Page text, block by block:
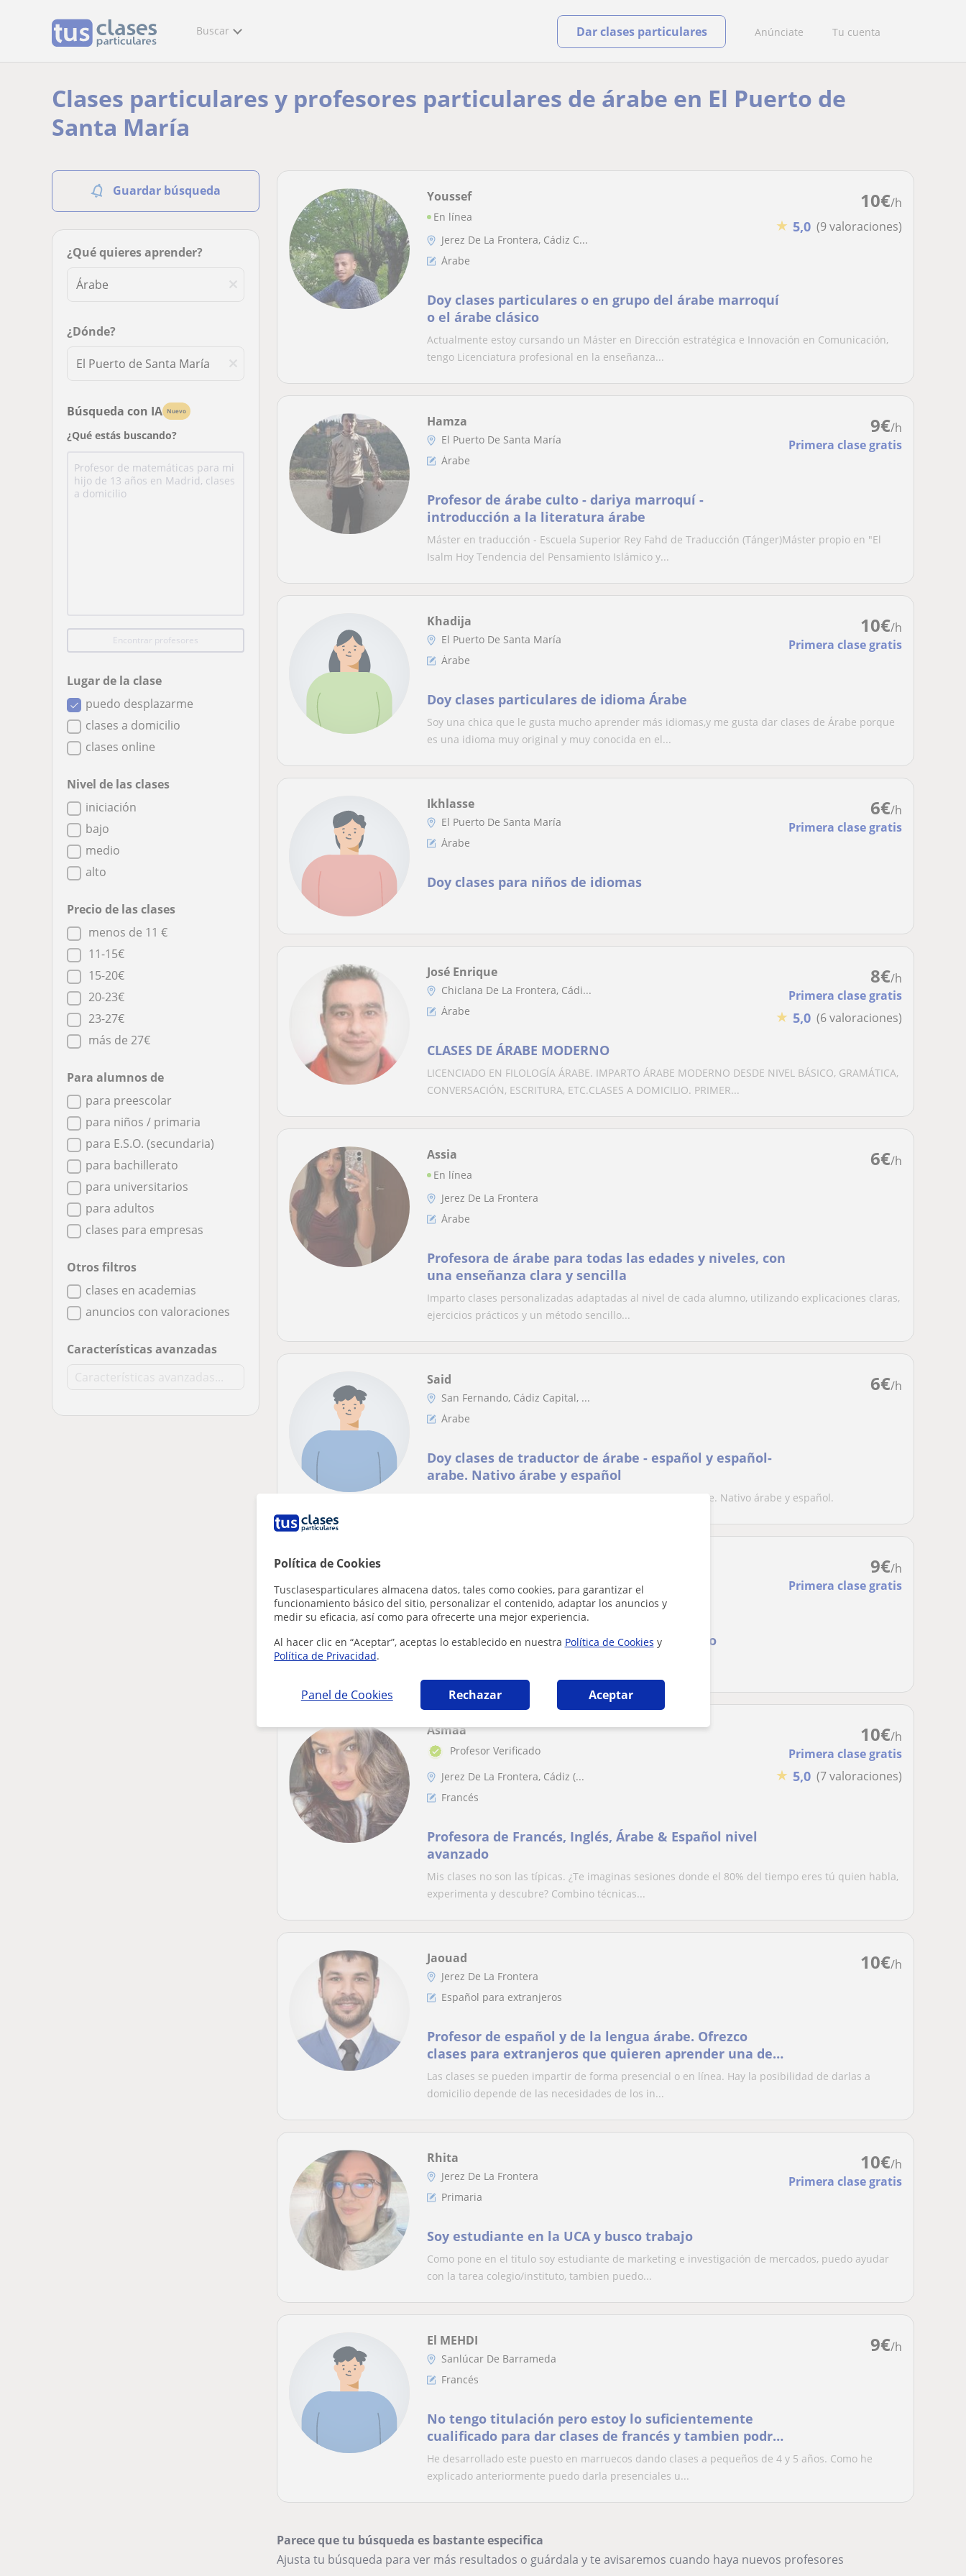
Política de Cookies
Tusclasesparticulares almacena datos, tales como cookies, para garantizar el
funcionamiento básico del sitio, personalizar el contenido, adaptar los anuncios y
medir su eficacia, así como para ofrecerte una mejor experiencia.
Al hacer clic en “Aceptar”, aceptas lo establecido en nuestra Política de Cookies y
Política de Privacidad.
Panel de Cookies Rechazar Aceptar
Buscar Anúnciate Tu cuenta
Dar clases particulares
Clases particulares y profesores particulares de árabe en El Puerto de
Santa María
Guardar búsqueda
¿Qué quieres aprender?
¿Dónde?
Búsqueda con IA Nuevo
¿Qué estás buscando?
Encontrar profesores
Lugar de la clase
puedo desplazarme
clases a domicilio
clases online
Nivel de las clases
iniciación
bajo
medio
alto
Precio de las clases
menos de 11 €
11-15€
15-20€
20-23€
23-27€
más de 27€
Para alumnos de
para preescolar
para niños / primaria
para E.S.O. (secundaria)
para bachillerato
para universitarios
para adultos
clases para empresas
Otros filtros
clases en academias
anuncios con valoraciones
Características avanzadas
10€/h
★ 5,0 (9 valoraciones)
Youssef
En línea
Jerez De La Frontera, Cádiz C...
Árabe
Doy clases particulares o en grupo del árabe marroquí
o el árabe clásico
Actualmente estoy cursando un Máster en Dirección estratégica e Innovación en Comunicación,
tengo Licenciatura profesional en la enseñanza...
9€/h
Primera clase gratis
Hamza
El Puerto De Santa María
Árabe
Profesor de árabe culto - dariya marroquí -
introducción a la literatura árabe
Máster en traducción - Escuela Superior Rey Fahd de Traducción (Tánger)Máster propio en "El
Isalm Hoy Tendencia del Pensamiento Islámico y...
10€/h
Primera clase gratis
Khadija
El Puerto De Santa María
Árabe
Doy clases particulares de idioma Árabe
Soy una chica que le gusta mucho aprender más idiomas,y me gusta dar clases de Árabe porque
es una idioma muy original y muy conocida en el...
6€/h
Primera clase gratis
Ikhlasse
El Puerto De Santa María
Árabe
Doy clases para niños de idiomas
8€/h
Primera clase gratis
★ 5,0 (6 valoraciones)
José Enrique
Chiclana De La Frontera, Cádi...
Árabe
CLASES DE ÁRABE MODERNO
LICENCIADO EN FILOLOGÍA ÁRABE. IMPARTO ÁRABE MODERNO DESDE NIVEL BÁSICO, GRAMÁTICA,
CONVERSACIÓN, ESCRITURA, ETC.CLASES A DOMICILIO. PRIMER...
6€/h
Assia
En línea
Jerez De La Frontera
Árabe
Profesora de árabe para todas las edades y niveles, con
una enseñanza clara y sencilla
Imparto clases personalizadas adaptadas al nivel de cada alumno, utilizando explicaciones claras,
ejercicios prácticos y un método sencillo...
6€/h
Said
San Fernando, Cádiz Capital, ...
Árabe
Doy clases de traductor de árabe - español y español-
arabe. Nativo árabe y español
Doy clases de traductor de árabe - español y español-arabe. Nativo árabe y español.
9€/h
Primera clase gratis
Árabe
Estudié árabe y soy árabe y puedo enseñarlo
10€/h
Primera clase gratis
★ 5,0 (7 valoraciones)
Asmaa
Profesor Verificado
Jerez De La Frontera, Cádiz (...
Francés
Profesora de Francés, Inglés, Árabe & Español nivel
avanzado
Mis clases no son las típicas. ¿Te imaginas sesiones donde el 80% del tiempo eres tú quien habla,
experimenta y descubre? Combino técnicas...
10€/h
Jaouad
Jerez De La Frontera
Español para extranjeros
Profesor de español y de la lengua árabe. Ofrezco
clases para extranjeros que quieren aprender una de
esas dos lenguas
Las clases se pueden impartir de forma presencial o en línea. Hay la posibilidad de darlas a
domicilio depende de las necesidades de los in...
10€/h
Primera clase gratis
Rhita
Jerez De La Frontera
Primaria
Soy estudiante en la UCA y busco trabajo
Como pone en el titulo soy estudiante de marketing e investigación de mercados, puedo ayudar
con la tarea colegio/instituto, tambien puedo...
9€/h
El MEHDI
Sanlúcar De Barrameda
Francés
No tengo titulación pero estoy lo suficientemente
cualificado para dar clases de francés y tambien podria
darla de arabe. Las puedo impartir presenciales u
online
He desarrollado este puesto en marruecos dando clases a pequeños de 4 y 5 años. Como he
explicado anteriormente puedo darla presenciales u...
Parece que tu búsqueda es bastante especifica
Ajusta tu búsqueda para ver más resultados o guárdala y te avisaremos cuando haya nuevos profesores